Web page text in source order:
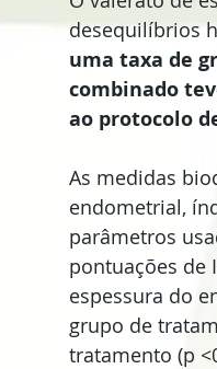
desequilíbrios
uma taxa de
combinado
ao protocolo
As medidas
endometrial,
parâmetros
pontuações de
espessura do
grupo de
tratamento (p